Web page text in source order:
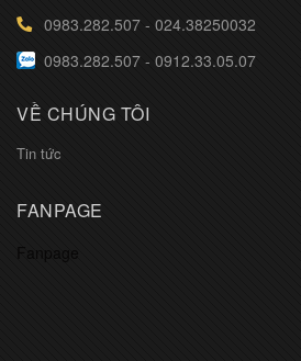
0983.282.507 - 024.38250032
0983.282.507 - 0912.33.05.07
VỀ CHÚNG TÔI
Tin tức
FANPAGE